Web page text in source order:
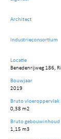
Architect
Industrieconsortium
Locatie
Benedenrijweg 186,
Bouwjaar
2019
Bruto vloeroppervlak
0,38 m2
Bruto gebouwinhoud
1,15 m3